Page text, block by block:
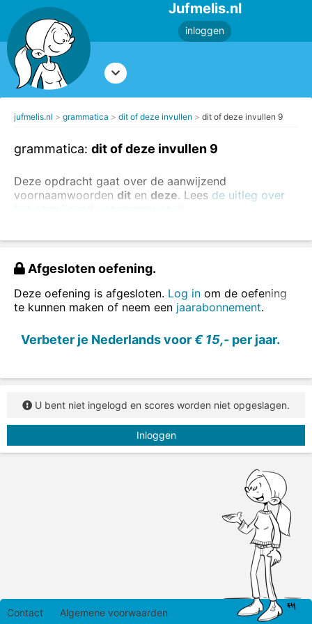
Jufmelis.nl
inloggen
jufmelis.nl grammatica dit of deze invullen dit of deze invullen 9
grammatica: dit of deze invullen 9
Deze opdracht gaat over de aanwijzend
voornaamwoorden dit en deze. Lees de uitleg over
Afgesloten oefening.
Deze oefening is afgesloten. Log in om de oefening
te kunnen maken of neem een jaarabonnement.
Verbeter je Nederlands voor€ 15,- per jaar.
U bent niet ingelogd en scores worden niet opgeslagen.
Inloggen
Contact Algemene voorwaarden